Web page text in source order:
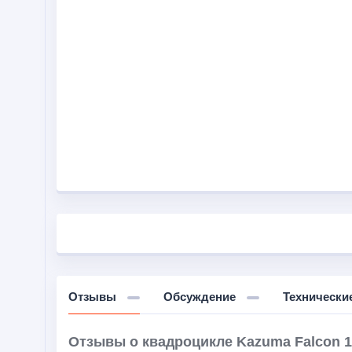
Отзывы Обсуждение
Отзывы о квадроцикле Kazuma Falcon